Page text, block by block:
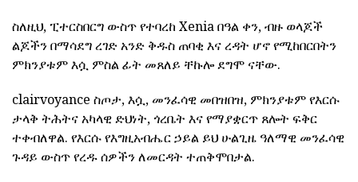
ስለዚህ, ፒተርስበርግ ውስጥ የተባረከ Xenia በዓል ቀን, ብዙ ወላጆች
ልጆችን በማሳደግ ረገድ አንድ ቅዱስ ጠባቂ እና ረዳት ሆኖ የሚከበርበትን
ምክንያቱም እሷ ምስል ፊት መጸለይ ቸኩሎ ደግሞ ናቸው.
clairvoyance ስጦታ, እሷ, መንፈሳዊ መበዝበዝ, ምክንያቱም የእርሱ
ታላቅ ትሕትና አካላዊ ድህነት, ጎረቤት እና የማያቋርጥ ጸሎት ፍቅር
ተቀብለዋል. የእርሱ የእግዚአብሔር ኃይል ይህ ሁልጊዜ ዓለማዊ መንፈሳዊ
ጉዳይ ውስጥ የረዱ ሰዎችን ለመርዳት ተጠቅሞበታል.